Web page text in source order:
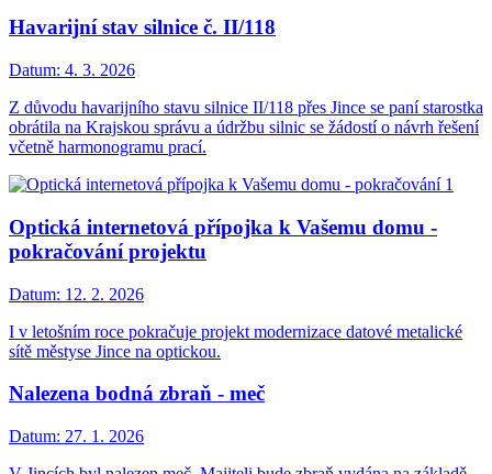
Havarijní stav silnice č. II/118
Datum: 4. 3. 2026
Z důvodu havarijního stavu silnice II/118 přes Jince se paní starostka
obrátila na Krajskou správu a údržbu silnic se žádostí o návrh řešení
včetně harmonogramu prací.
Optická internetová přípojka k Vašemu domu -
pokračování projektu
Datum: 12. 2. 2026
I v letošním roce pokračuje projekt modernizace datové metalické
sítě městyse Jince na optickou.
Nalezena bodná zbraň - meč
Datum: 27. 1. 2026